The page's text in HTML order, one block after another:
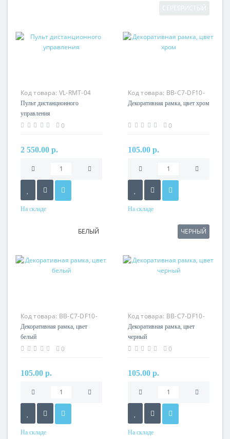
Код товара: VL-RMT-04
Пульт дистанционного
управления
0
2 550.00 р.
На складе
Код товара: BB-C7-DF10-
01
Декоративная рамка, цвет хром
0
105.00 р.
На складе
БЕЛЫЙ
Код товара: BB-C7-DF10-
11
Декоративная рамка, цвет
белый
0
105.00 р.
На складе
ЧЕРНЫЙ
Код товара: BB-C7-DF10-
12
Декоративная рамка, цвет
черный
0
105.00 р.
На складе